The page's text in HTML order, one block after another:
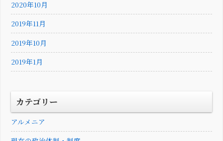
2020年10月
2019年11月
2019年10月
2019年1月
カテゴリー
アルメニア